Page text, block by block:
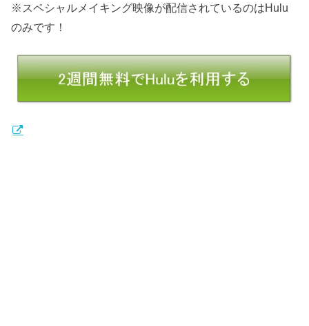
※ スペシャルメイキング映像が配信されているのはHulu
のみです！